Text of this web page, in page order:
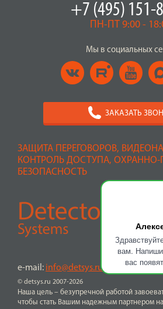
вам.
вас
ЗАЩИТА ПЕРЕГОВОРОВ,
КОНТРОЛЬ ДОСТУПА,
БЕЗОПАСНОСТЬ
© detsys.ru 2007-2026
e-mail: info@detsys.ru
Наша цель – безупречной работой
чтобы стать Вашим надежным партнером
+7 (495) 151-
ПН-ПТ 9:00 -
Мы в социальных
ЗАКАЗАТЬ